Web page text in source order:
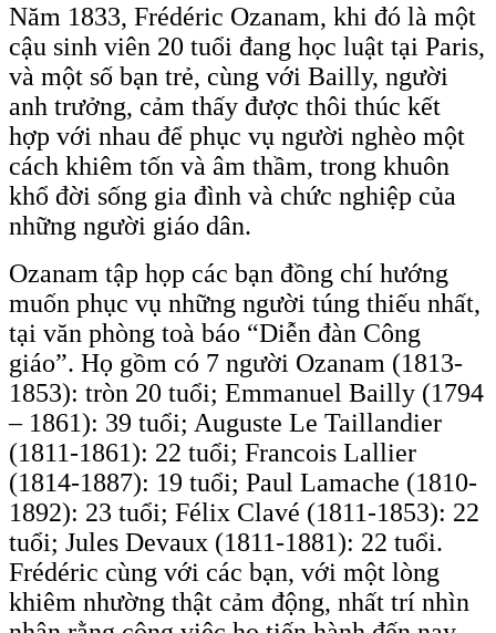
Năm 1833, Frédéric Ozanam, khi đó là một
cậu sinh viên 20 tuổi đang học luật tại Paris,
và một số bạn trẻ, cùng với Bailly, người
anh trưởng, cảm thấy được thôi thúc kết
hợp với nhau để phục vụ người nghèo một
cách khiêm tốn và âm thầm, trong khuôn
khổ đời sống gia đình và chức nghiệp của
những người giáo dân.
Ozanam tập họp các bạn đồng chí hướng
muốn phục vụ những người túng thiếu nhất,
tại văn phòng toà báo “Diễn đàn Công
giáo”. Họ gồm có 7 người Ozanam (1813-
1853): tròn 20 tuổi; Emmanuel Bailly (1794
– 1861): 39 tuổi; Auguste Le Taillandier
(1811-1861): 22 tuổi; Francois Lallier
(1814-1887): 19 tuổi; Paul Lamache (1810-
1892): 23 tuổi; Félix Clavé (1811-1853): 22
tuổi; Jules Devaux (1811-1881): 22 tuổi.
Frédéric cùng với các bạn, với một lòng
khiêm nhường thật cảm động, nhất trí nhìn